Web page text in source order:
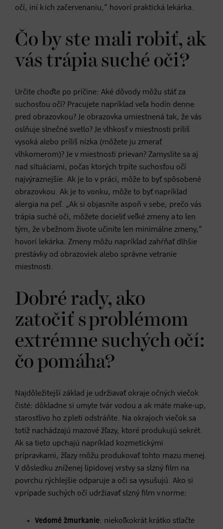
očí, iní k ich začervenaniu,“ hovorí praktická lekárka.
Čo by ste mali robiť, ak
vás trápia suché oči?
Určite choďte po príčine: Aké dôvody môžu stáť za
suchosťou očí? Pracujete napríklad veľa hodín denne
pred obrazovkou? Je obrazovka umiestnená tak, že vás
oslňuje slnečné svetlo? Je vlhkosť v miestnosti príliš
vysoká alebo príliš nízka (môžete ju zmerať
vlhkomerom)? Je v miestnosti prievan? Zamyslite sa aj
nad situáciami, počas ktorých trpíte suchosťou očí
najvýraznejšie. Ak je to v práci, môže to byť spôsobené
obrazovkou. Ak je to vonku, môže to byť napríklad
alergia na peľ. „Ak si objasníte aspoň v sebe, prečo vás
trápia suché oči, môžete docieliť veľké zmeny a to len
tým, že v bežnom živote učiníte len minimálne zmeny,“
hovorí lekárka. Zmeny môžu napríklad zahŕňať dlhšie
prestávky od obrazoviek alebo správne vetranie
miestnosti.
Dobré rady, ako
zatočiť s problémom
extrémne suchých očí:
čo pomáha?
Najdôležitejší základ je udržiavať okraje očných viečok
čisté: dôkladne si umyte tvár vodou a ak máte make-up,
starostlivo ho z pleti odstráňte. Na okrajoch viečok sa
totiž nachádzajú mazové žľazy, ktoré produkujú sekrét.
Ak sa tieto upchajú napríklad kozmetickými
prípravkami, žľazy môžu produkovať tohto mazu menej.
V dôsledku zníženej lipidovej vrstvy sa slzný film na
povrchu rýchlejšie odparuje a oči sa vysušujú. Ako si
v prípade suchých očí udržiavať slzný film v norme:
Vedomé žmurkanie: niekoľkokrát krátko stlačte